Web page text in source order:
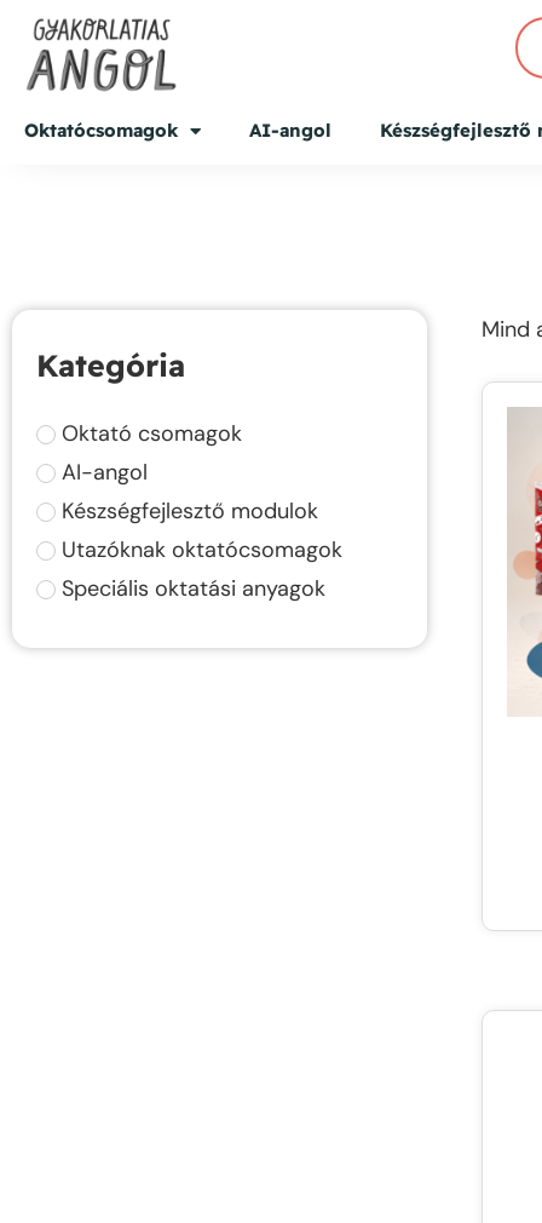
Oktatócsomagok AI-angol Készségfejlesztő
Kategória
Oktató csomagok
AI-angol
Készségfejlesztő modulok
Utazóknak oktatócsomagok
Speciális oktatási anyagok
Mind